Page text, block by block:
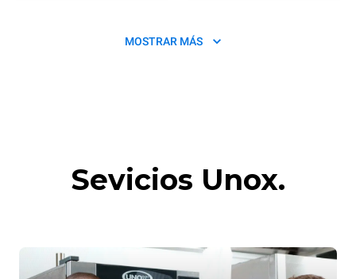
con humedad
profesional
MOSTRAR MÁS
Sevicios Unox.